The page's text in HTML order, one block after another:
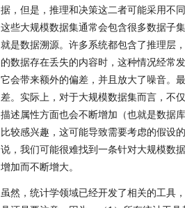
据，但是，推理和决策这二者可能采用不
这些大规模数据集通常会包含很多数据子
就是数据溯源。许多系统都包含了推理层
的数据存在丢失的内容时，这种情况经常
它会带来额外的偏差，并且放大了噪音。
差。实际上，对于大规模数据集而言，不
描述属性方面也会不断增加（也就是数据
比较感兴趣，这可能导致需要考虑的假设
说，我们可能很难找到一条针对大规模数
增加而不断增大。
虽然，统计学领域已经开发了相关的工具